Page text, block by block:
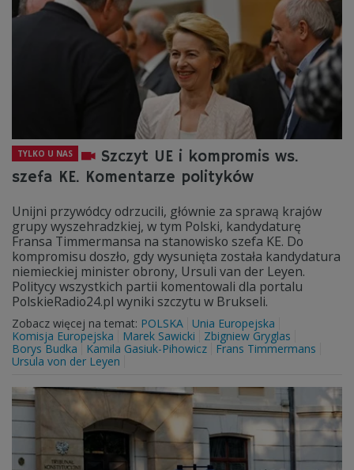
TYLKO U NAS
Szczyt UE i kompromis ws.
szefa KE. Komentarze polityków
Unijni przywódcy odrzucili, głównie za sprawą krajów
grupy wyszehradzkiej, w tym Polski, kandydaturę
Fransa Timmermansa na stanowisko szefa KE. Do
kompromisu doszło, gdy wysunięta została kandydatura
niemieckiej minister obrony, Ursuli van der Leyen.
Politycy wszystkich partii komentowali dla portalu
PolskieRadio24.pl wyniki szczytu w Brukseli.
Zobacz więcej na temat: POLSKA
Unia Europejska
Komisja Europejska
Marek Sawicki
Zbigniew Gryglas
Borys Budka
Kamila Gasiuk-Pihowicz
Frans Timmermans
Ursula von der Leyen